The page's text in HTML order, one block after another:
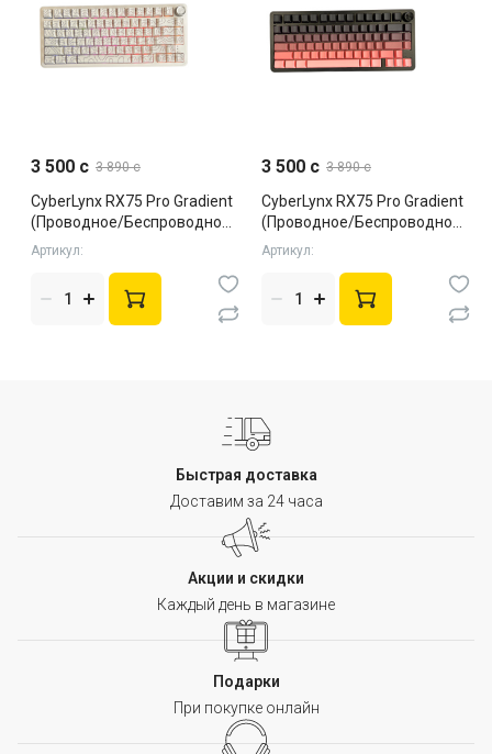
3 500 c 3 890 c
CyberLynx RX75 Pro Gradient
(Проводное/Беспроводное,
White, Silent)
Артикул:
3 500 c 3 890 c
CyberLynx RX75 Pro Gradient
(Проводное/Беспроводное,
Black, Silent)
Артикул:
Быстрая доставка
Доставим за 24 часа
Акции и скидки
Каждый день в магазине
Подарки
При покупке онлайн